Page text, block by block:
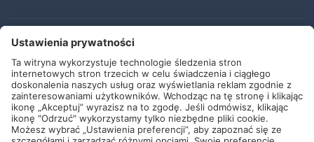
Kontakt
Newsletter